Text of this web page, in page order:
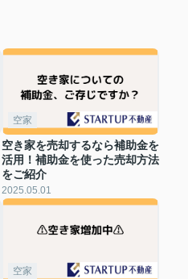
空家
空き家を売却するなら補助金を
活用！補助金を使った売却方法
をご紹介
2025.05.01
空家